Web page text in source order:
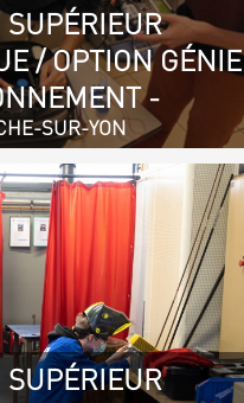
/ OPTION GÉNIE
-
SUR-YON